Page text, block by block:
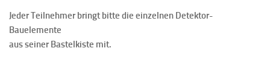
Jeder Teilnehmer bringt bitte die einzelnen Detektor-
Bauelemente
aus seiner Bastelkiste mit.